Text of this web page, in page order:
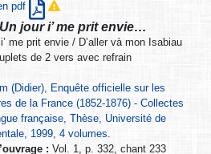
pdf
jour i’ me prit envie…
me prit envie / D’aller và mon Isabiau
de 2 vers avec refrain
(Didier), Enquête officielle sur les
de la France (1852-1876) - Collectes
française, Thèse, Université de
1999, 4 volumes.
: Vol. 1, p. 332, chant 233